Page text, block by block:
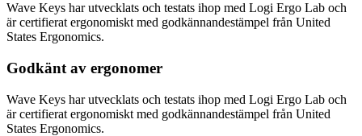
Wave Keys har utvecklats och testats ihop med Logi Ergo Lab och
är certifierat ergonomiskt med godkännandestämpel från United
States Ergonomics.
Godkänt av ergonomer
Wave Keys har utvecklats och testats ihop med Logi Ergo Lab och
är certifierat ergonomiskt med godkännandestämpel från United
States Ergonomics.